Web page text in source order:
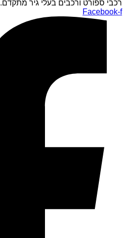
רכבי ספורט ורכבים בעלי גיר מתקדם.
Facebook-f